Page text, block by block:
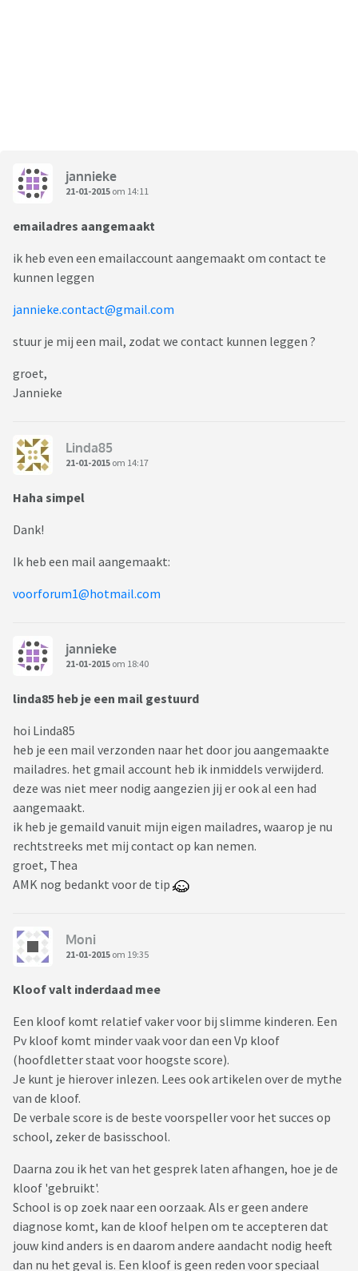
jannieke
21-01-2015 om 14:11
emailadres aangemaakt
ik heb even een emailaccount aangemaakt om contact te
kunnen leggen
jannieke.contact@gmail.com
stuur je mij een mail, zodat we contact kunnen leggen ?
groet,
Jannieke
Linda85
21-01-2015 om 14:17
Haha simpel
Dank!
Ik heb een mail aangemaakt:
voorforum1@hotmail.com
jannieke
21-01-2015 om 18:40
linda85 heb je een mail gestuurd
hoi Linda85
heb je een mail verzonden naar het door jou aangemaakte
mailadres. het gmail account heb ik inmiddels verwijderd.
deze was niet meer nodig aangezien jij er ook al een had
aangemaakt.
ik heb je gemaild vanuit mijn eigen mailadres, waarop je nu
rechtstreeks met mij contact op kan nemen.
groet, Thea
AMK nog bedankt voor de tip
Moni
21-01-2015 om 19:35
Kloof valt inderdaad mee
Een kloof komt relatief vaker voor bij slimme kinderen. Een
Pv kloof komt minder vaak voor dan een Vp kloof
(hoofdletter staat voor hoogste score).
Je kunt je hierover inlezen. Lees ook artikelen over de mythe
van de kloof.
De verbale score is de beste voorspeller voor het succes op
school, zeker de basisschool.
Daarna zou ik het van het gesprek laten afhangen, hoe je de
kloof 'gebruikt'.
School is op zoek naar een oorzaak. Als er geen andere
diagnose komt, kan de kloof helpen om te accepteren dat
jouw kind anders is en daarom andere aandacht nodig heeft
dan nu het geval is. Een kloof is geen reden voor speciaal